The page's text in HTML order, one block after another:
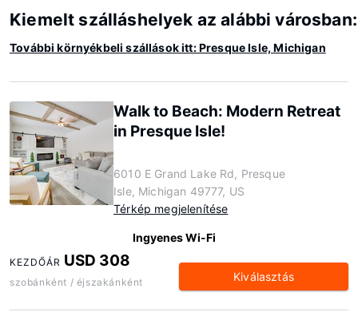
Kiemelt szálláshelyek az alábbi
További környékbeli szállások itt: Presque Isle, Michigan
Walk to Beach: Modern Retreat
in Presque Isle!
6010 E Grand Lake Rd, Presque
Isle, Michigan 49777, US
Térkép megjelenítése
Ingyenes Wi-Fi
KEZDŐÁR USD 308
szobánként / éjszakánként Kiválasztás